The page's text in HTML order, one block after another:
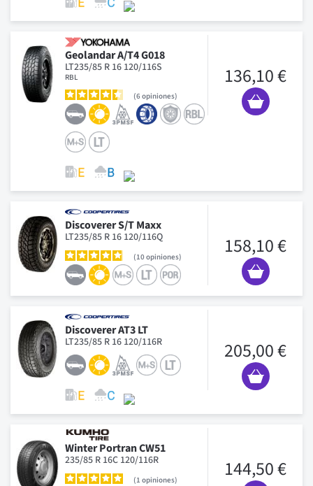
Geolandar A/T4 G018
LT235/85 R 16 120/116S
RBL
6opiniones
136,10 €
Discoverer S/T Maxx
LT235/85 R 16 120/116Q
10opiniones 158,10 €
Discoverer AT3 LT
LT235/85 R 16 120/116R 205,00 €
Winter Portran CW51
235/85 R 16C 120/116R
1 opiniones 144,50 €